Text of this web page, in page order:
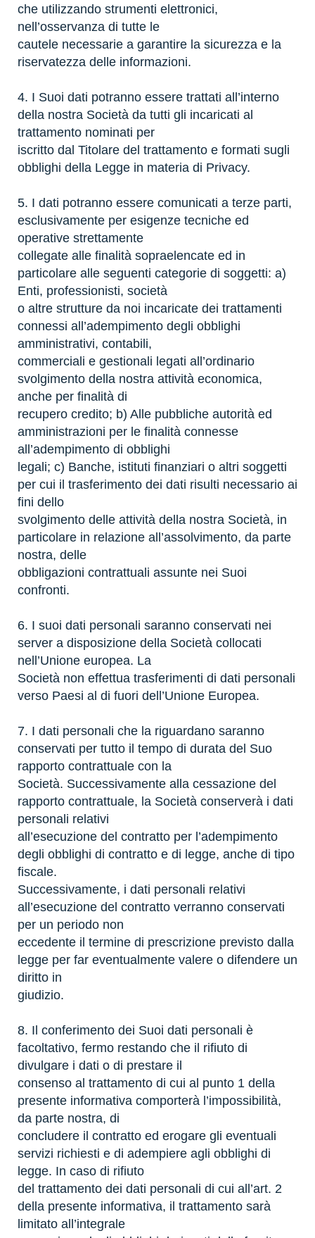
che utilizzando strumenti elettronici,
nell’osservanza di tutte le
cautele necessarie a garantire la sicurezza e la
riservatezza delle informazioni.
4. I Suoi dati potranno essere trattati all’interno
della nostra Società da tutti gli incaricati al
trattamento nominati per
iscritto dal Titolare del trattamento e formati sugli
obblighi della Legge in materia di Privacy.
5. I dati potranno essere comunicati a terze parti,
esclusivamente per esigenze tecniche ed
operative strettamente
collegate alle finalità sopraelencate ed in
particolare alle seguenti categorie di soggetti: a)
Enti, professionisti, società
o altre strutture da noi incaricate dei trattamenti
connessi all’adempimento degli obblighi
amministrativi, contabili,
commerciali e gestionali legati all’ordinario
svolgimento della nostra attività economica,
anche per finalità di
recupero credito; b) Alle pubbliche autorità ed
amministrazioni per le finalità connesse
all’adempimento di obblighi
legali; c) Banche, istituti finanziari o altri soggetti
per cui il trasferimento dei dati risulti necessario ai
fini dello
svolgimento delle attività della nostra Società, in
particolare in relazione all’assolvimento, da parte
nostra, delle
obbligazioni contrattuali assunte nei Suoi
confronti.
6. I suoi dati personali saranno conservati nei
server a disposizione della Società collocati
nell’Unione europea. La
Società non effettua trasferimenti di dati personali
verso Paesi al di fuori dell’Unione Europea.
7. I dati personali che la riguardano saranno
conservati per tutto il tempo di durata del Suo
rapporto contrattuale con la
Società. Successivamente alla cessazione del
rapporto contrattuale, la Società conserverà i dati
personali relativi
all’esecuzione del contratto per l’adempimento
degli obblighi di contratto e di legge, anche di tipo
fiscale.
Successivamente, i dati personali relativi
all’esecuzione del contratto verranno conservati
per un periodo non
eccedente il termine di prescrizione previsto dalla
legge per far eventualmente valere o difendere un
diritto in
giudizio.
8. Il conferimento dei Suoi dati personali è
facoltativo, fermo restando che il rifiuto di
divulgare i dati o di prestare il
consenso al trattamento di cui al punto 1 della
presente informativa comporterà l’impossibilità,
da parte nostra, di
concludere il contratto ed erogare gli eventuali
servizi richiesti e di adempiere agli obblighi di
legge. In caso di rifiuto
del trattamento dei dati personali di cui all’art. 2
della presente informativa, il trattamento sarà
limitato all’integrale